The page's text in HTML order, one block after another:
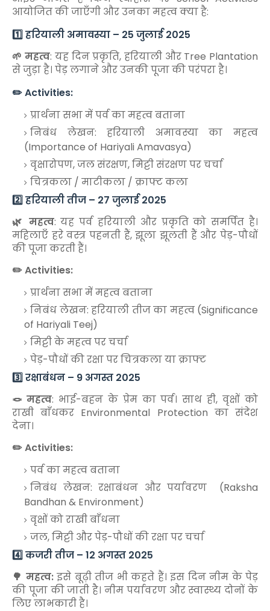
आयोजित की जाएँगी और उनका महत्व क्या है:
1️⃣ हरियाली अमावस्या – 25 जुलाई 2025
🌱 महत्व: यह दिन प्रकृति, हरियाली और Tree Plantation
से जुड़ा है। पेड़ लगाने और उनकी पूजा की परंपरा है।
✏️ Activities:
प्रार्थना सभा में पर्व का महत्व बताना
निबंध लेखन: हरियाली अमावस्या का महत्व
(Importance of Hariyali Amavasya)
वृक्षारोपण, जल संरक्षण, मिट्टी संरक्षण पर चर्चा
चित्रकला / माटीकला / क्राफ्ट कला
2️⃣ हरियाली तीज – 27 जुलाई 2025
🌿 महत्व: यह पर्व हरियाली और प्रकृति को समर्पित है।
महिलाएँ हरे वस्त्र पहनती हैं, झूला झूलती हैं और पेड़-पौधों
की पूजा करती हैं।
✏️ Activities:
प्रार्थना सभा में महत्व बताना
निबंध लेखन: हरियाली तीज का महत्व (Significance
of Hariyali Teej)
मिट्टी के महत्व पर चर्चा
पेड़-पौधों की रक्षा पर चित्रकला या क्राफ्ट
3️⃣ रक्षाबंधन – 9 अगस्त 2025
🪢 महत्व: भाई-बहन के प्रेम का पर्व। साथ ही, वृक्षों को
राखी बाँधकर Environmental Protection का संदेश
देना।
✏️ Activities:
पर्व का महत्व बताना
निबंध लेखन: रक्षाबंधन और पर्यावरण (Raksha
Bandhan & Environment)
वृक्षों को राखी बाँधना
जल, मिट्टी और पेड़-पौधों की रक्षा पर चर्चा
4️⃣ कजरी तीज – 12 अगस्त 2025
🌳 महत्व:इसे बूढ़ी तीज भी कहते हैं। इस दिन नीम के पेड़
की पूजा की जाती है। नीम पर्यावरण और स्वास्थ्य दोनों के
लिए लाभकारी है।